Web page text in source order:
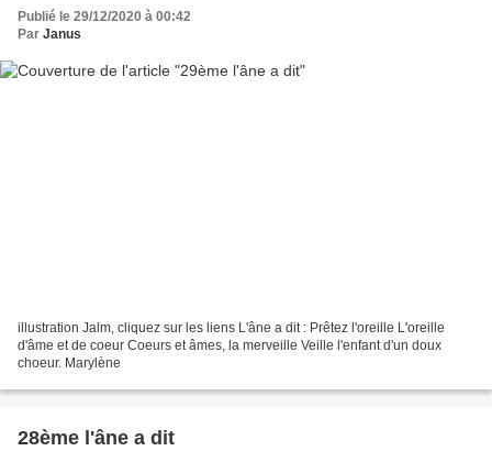
Publié le 29/12/2020 à 00:42
Par Janus
illustration Jalm, cliquez sur les liens L'âne a dit : Prêtez l'oreille L'oreille
d'âme et de coeur Coeurs et âmes, la merveille Veille l'enfant d'un doux
choeur. Marylène
28ème l'âne a dit